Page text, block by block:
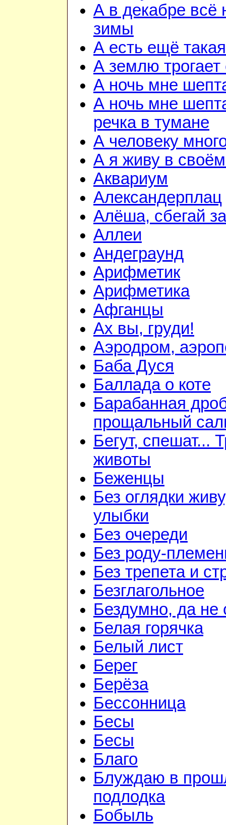
А в декабре всё
зимы
А есть ещё
А землю трогает
А ночь мне
А ночь мне
речка в тумане
А человеку
А я живу в своём
Аквариум
Александерплац
Алёша, сбегай
Аллеи
Андеграунд
Арифметик
Арифметика
Афганцы
Ах вы, груди!
Аэродром,
Баба Дуся
Баллада о коте
Барабанная
прощальный
Бегут, спешат...
животы
Беженцы
Без оглядки
улыбки
Без очереди
Без роду-
Без трепета и
Безглагольное
Бездумно, да не
Белая горячка
Белый лист
Берег
Берёза
Бессонница
Бесы
Бесы
Благо
Блуждаю в
подлодка
Бобыль